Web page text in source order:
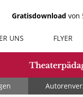
UNS FLYER
Gratisdownload von